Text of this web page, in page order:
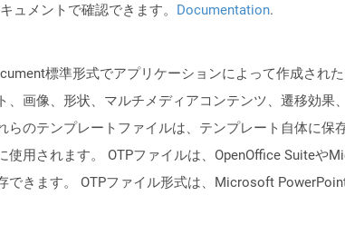
ュメントで確認できます。 Documentation.
標準形式でアプリケーションによって作成され
、画像、形状、マルチメディアコンテンツ、遷移効果
のテンプレートファイルは、テンプレート自体に保
使用されます。 OTPファイルは、OpenOffice Suiteや
できます。 OTPファイル形式は、Microsoft